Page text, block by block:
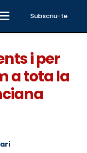
Subscriu-te
i per
a tota la